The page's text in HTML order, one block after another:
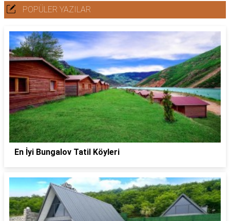
POPÜLER YAZILAR
En İyi Bungalov Tatil Köyleri